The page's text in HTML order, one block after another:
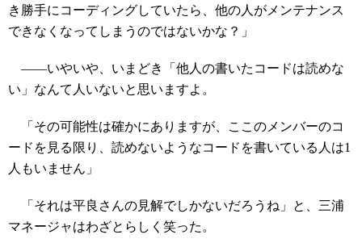
き勝手にコーディングしていたら、他の人がメンテナンス
できなくなってしまうのではないかな？」
――いやいや、いまどき「他人の書いたコードは読めな
い」なんて人いないと思いますよ。
「その可能性は確かにありますが、ここのメンバーのコ
ードを見る限り、読めないようなコードを書いている人は1
人もいません」
「それは平良さんの見解でしかないだろうね」と、三浦
マネージャはわざとらしく笑った。